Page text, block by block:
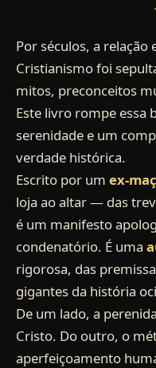
Por séculos, a relação
Cristianismo foi
mitos, preconceitos
Este livro rompe essa
serenidade e um
verdade histórica.
Escrito por um ex-
loja ao altar — das
é um manifesto
condenatório. É uma
rigorosa, das
gigantes da história
De um lado, a
Cristo. Do outro, o
aperfeiçoamento